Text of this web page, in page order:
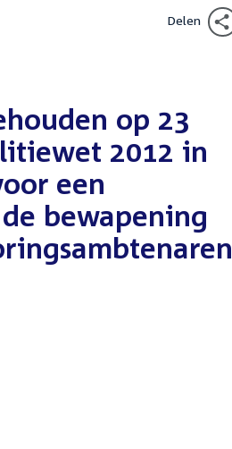
Delen
op 23
2012 in
een
bewapening